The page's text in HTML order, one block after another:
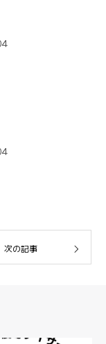
次の記事